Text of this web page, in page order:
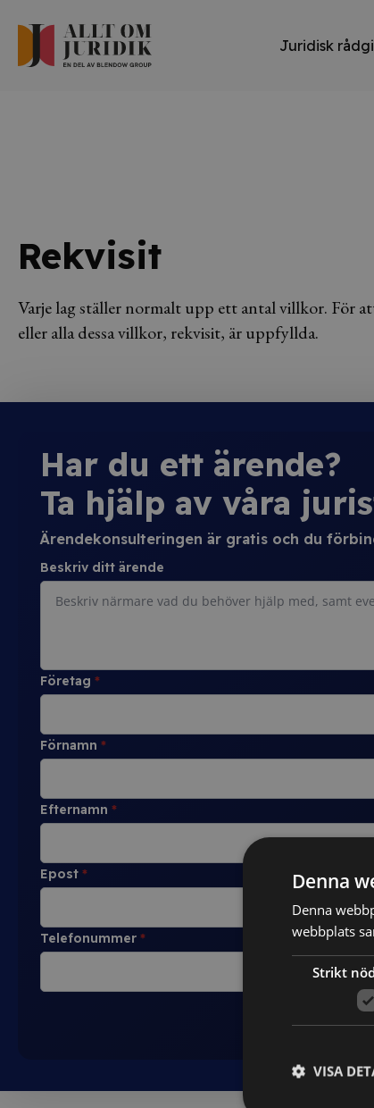
Juridisk
Rekvisit
Varje lag ställer normalt upp ett antal villkor. För
eller alla dessa villkor, rekvisit, är uppfyllda.
Har du ett ärende?
Ta hjälp av våra
Ärendekonsulteringen är gratis och du
Beskriv ditt ärende
Företag *
Förnamn *
Efternamn *
Epost *
Telefonummer *
Denna
Denna
webbplats
Strikt
VISA